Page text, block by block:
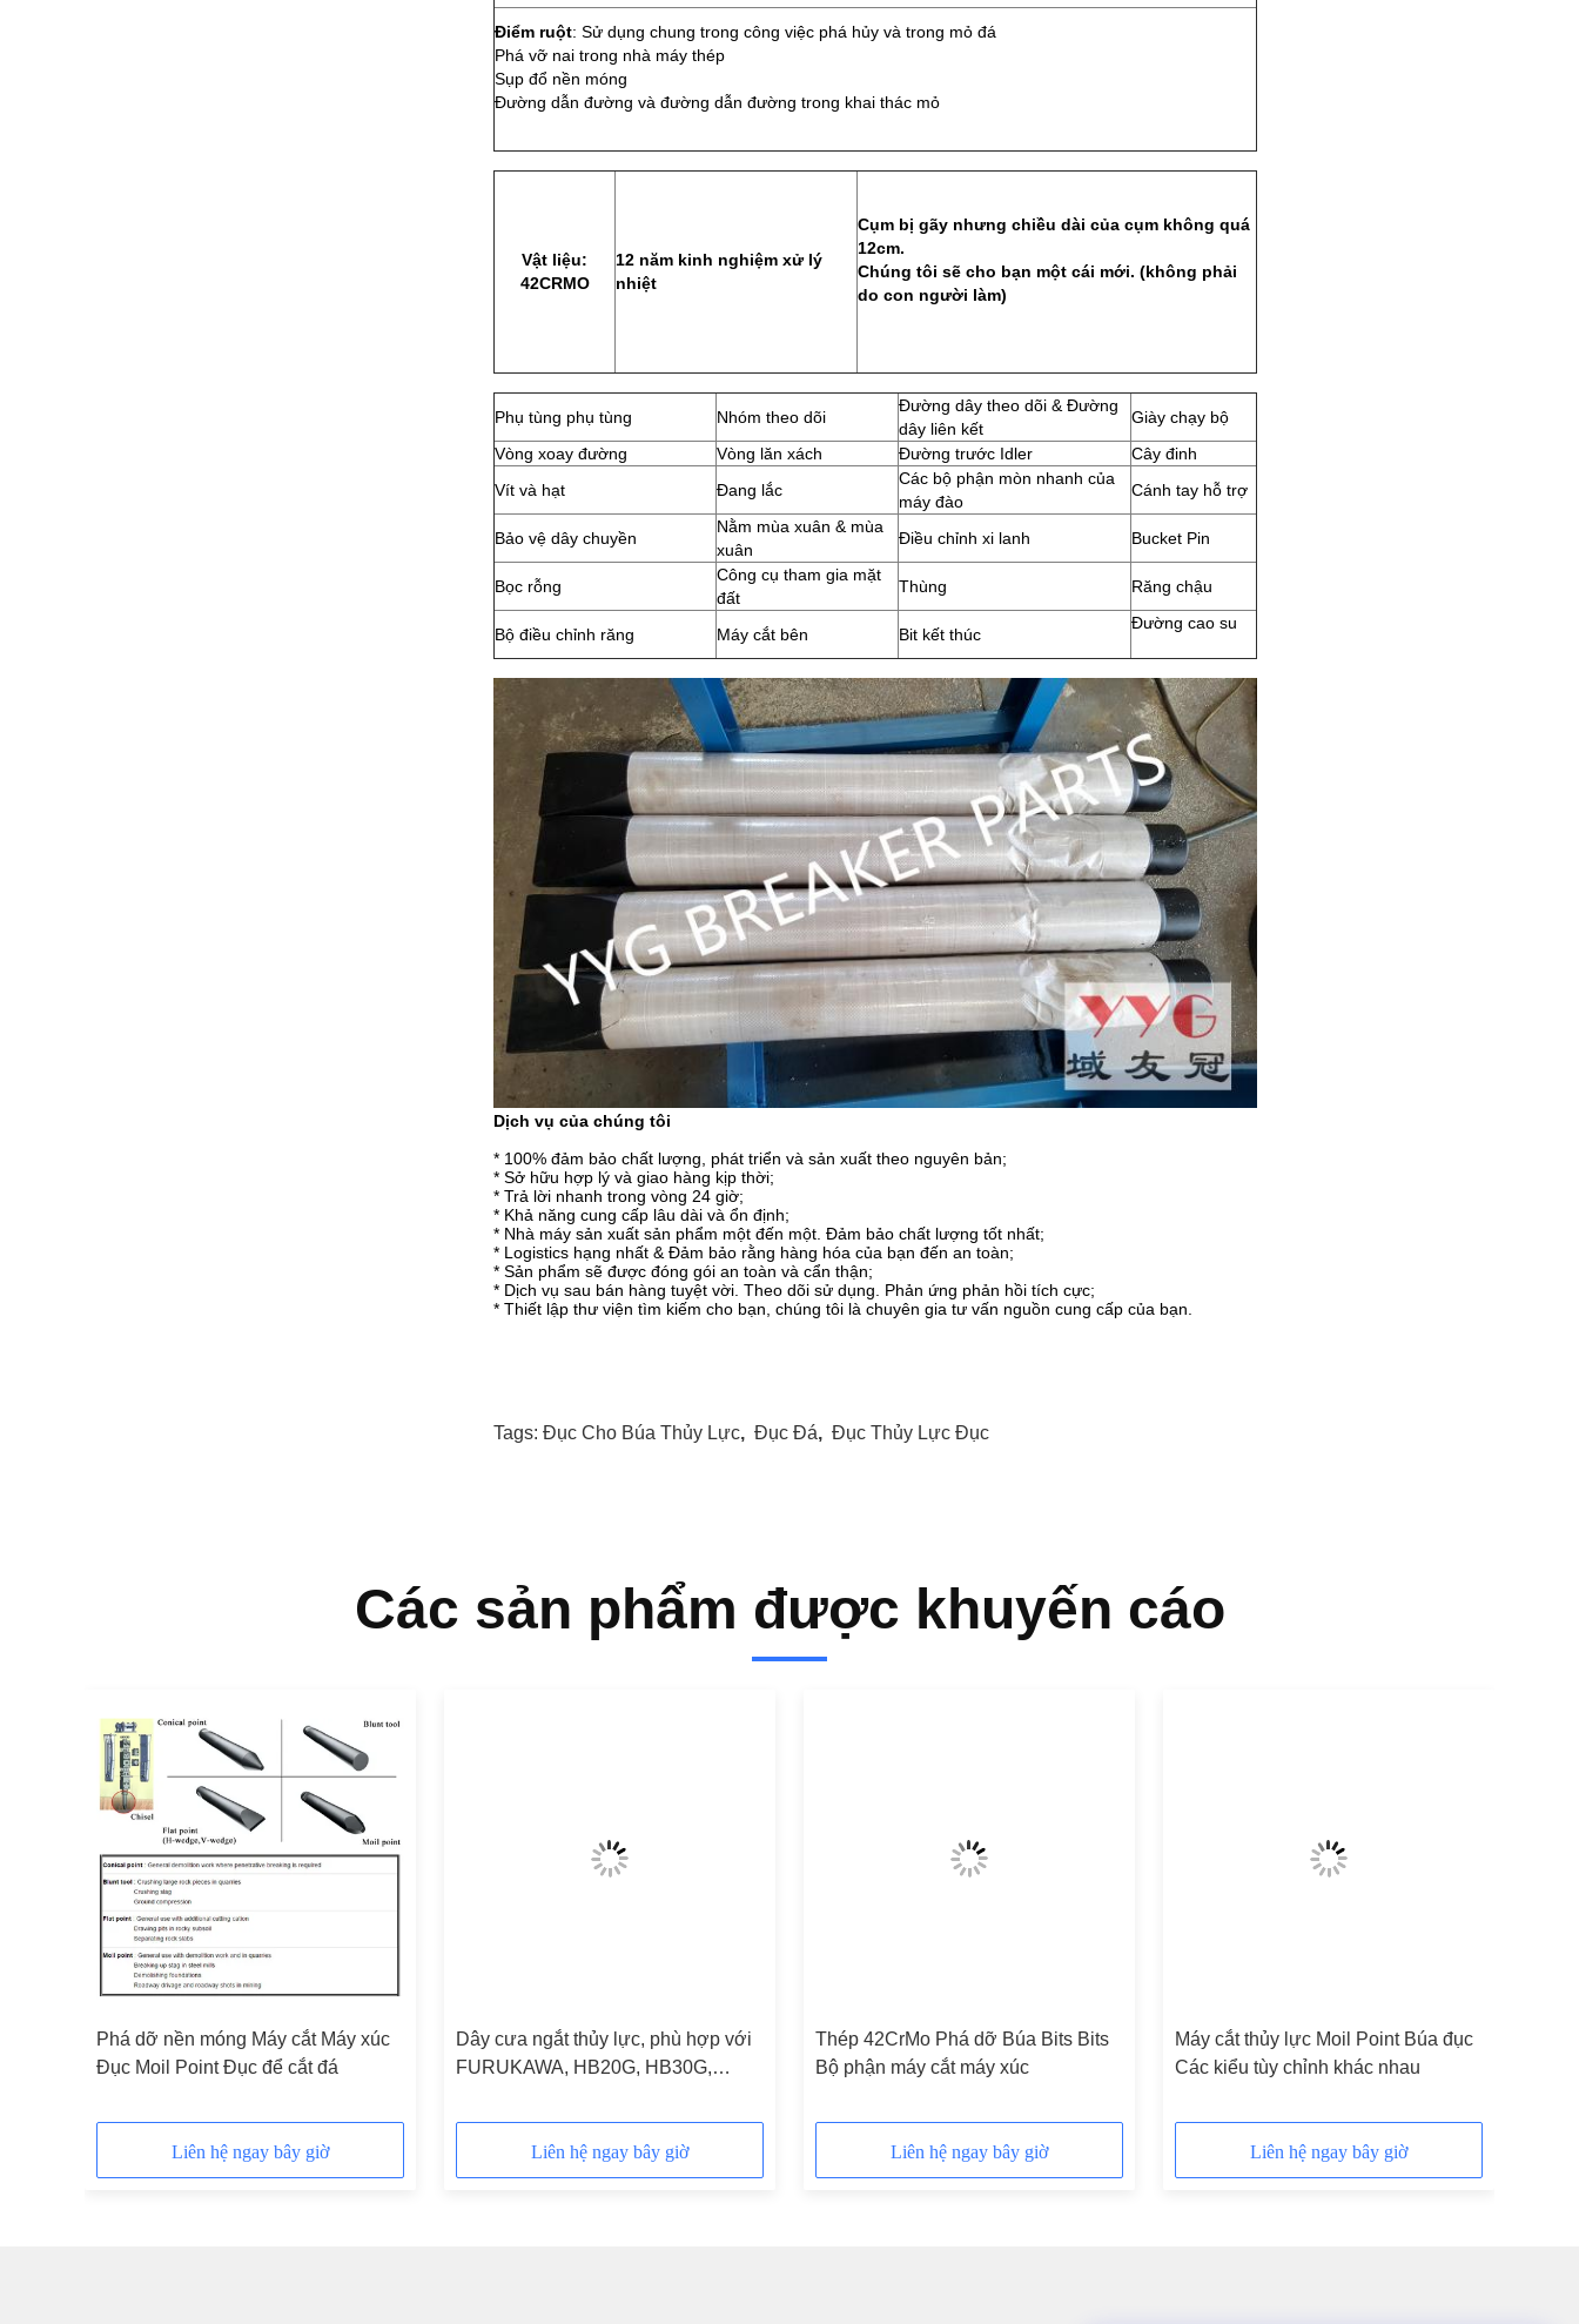
Điểm ruột: Sử dụng chung trong công việc phá hủy và trong mỏ đá
Phá vỡ nai trong nhà máy thép
Sụp đổ nền móng
Đường dẫn đường và đường dẫn đường trong khai thác mỏ
Vật liệu:
42CRMO
12 năm kinh nghiệm xử lý
nhiệt
Cụm bị gãy nhưng chiều dài của cụm không quá
12cm.
Chúng tôi sẽ cho bạn một cái mới. (không phải
do con người làm)
Phụ tùng phụ tùng Nhóm theo dõi
Đường dây theo dõi & Đường
dây liên kết
Giày chạy bộ
Vòng xoay đường
Vòng lăn xách Đường trước Idler
Cây đinh
Vít và hạt
Đang lắc
Các bộ phận mòn nhanh của
máy đào
Cánh tay hỗ trợ
Bảo vệ dây chuyền
Nằm mùa xuân & mùa
xuân
Điều chỉnh xi lanh Bucket Pin
Bọc rỗng
Công cụ tham gia mặt
đất
Thùng Răng chậu
Bộ điều chỉnh răng Máy cắt bên Bit kết thúc
Đường cao su
Dịch vụ của chúng tôi
* 100% đảm bảo chất lượng, phát triển và sản xuất theo nguyên bản;
* Sở hữu hợp lý và giao hàng kịp thời;
* Trả lời nhanh trong vòng 24 giờ;
* Khả năng cung cấp lâu dài và ổn định;
* Nhà máy sản xuất sản phẩm một đến một. Đảm bảo chất lượng tốt nhất;
* Logistics hạng nhất & Đảm bảo rằng hàng hóa của bạn đến an toàn;
* Sản phẩm sẽ được đóng gói an toàn và cẩn thận;
* Dịch vụ sau bán hàng tuyệt vời. Theo dõi sử dụng. Phản ứng phản hồi tích cực;
* Thiết lập thư viện tìm kiếm cho bạn, chúng tôi là chuyên gia tư vấn nguồn cung cấp của bạn.
Tags: Đục Cho Búa Thủy Lực, Đục Đá, Đục Thủy Lực Đục
Các sản phẩm được khuyến cáo
Phá dỡ nền móng Máy cắt Máy xúc
Đục Moil Point Đục để cắt đá
Liên hệ ngay bây giờ
Dây cưa ngắt thủy lực, phù hợp với
FURUKAWA, HB20G, HB30G,
Liên hệ ngay bây giờ
Thép 42CrMo Phá dỡ Búa Bits Bits
Bộ phận máy cắt máy xúc
Liên hệ ngay bây giờ
Máy cắt thủy lực Moil Point Búa đục
Các kiểu tùy chỉnh khác nhau
Liên hệ ngay bây giờ